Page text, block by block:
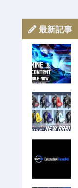
最新記事